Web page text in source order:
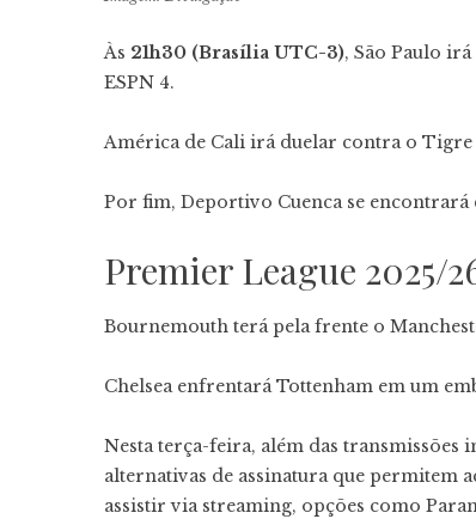
Às 21h30 (Brasília UTC-3), São Paulo
ESPN 4.
América de Cali irá duelar contra o Tigre
Por fim, Deportivo Cuenca se
Premier League 2025/
Bournemouth terá pela frente o
Chelsea enfrentará Tottenham em um
Nesta terça-feira, além das
alternativas de assinatura que permitem
assistir via streaming, opções como